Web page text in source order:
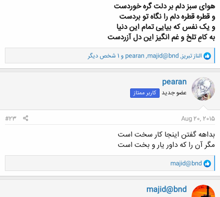
چونحقیقتکامل وشامل بجیب من بُود
غیر من را نیست دیگر انتظار و ادعا
در فروم مامحبتحرف اول میزند
گر نمیدانی دلت سنگ است واینجا اشتباه
هوای سبز دلم بر دلت گره خوردست
و قطره قطره دلم را نگاه تو بردست
و یک نفس که بیایی تمام این دنیا
به کامِ تلخ و غم انگیز این دل آزردست
و
ا
ک
ن
ش
ه
ا
الناز تبریز,
majid@bnd
,
pearan و 1 شخص دیگر
pearan
عضو جدید کاربر ممتاز
Aug 20, 2015
#23
بداهه گفتن اینجا کار سخت است
مگر آن را که داور یار و بخت است
و
ا
ک
ن
ش
majid@bnd
majid@bnd